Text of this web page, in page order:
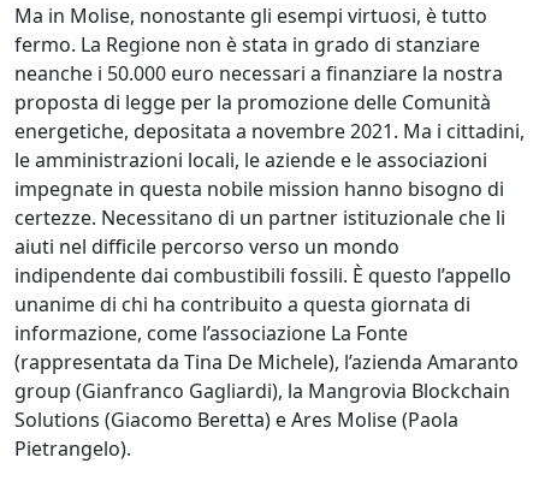
Ma in Molise, nonostante gli esempi virtuosi, è tutto
fermo. La Regione non è stata in grado di stanziare
neanche i 50.000 euro necessari a finanziare la nostra
proposta di legge per la promozione delle Comunità
energetiche, depositata a novembre 2021. Ma i cittadini,
le amministrazioni locali, le aziende e le associazioni
impegnate in questa nobile mission hanno bisogno di
certezze. Necessitano di un partner istituzionale che li
aiuti nel difficile percorso verso un mondo
indipendente dai combustibili fossili. È questo l’appello
unanime di chi ha contribuito a questa giornata di
informazione, come l’associazione La Fonte
(rappresentata da Tina De Michele), l’azienda Amaranto
group (Gianfranco Gagliardi), la Mangrovia Blockchain
Solutions (Giacomo Beretta) e Ares Molise (Paola
Pietrangelo).